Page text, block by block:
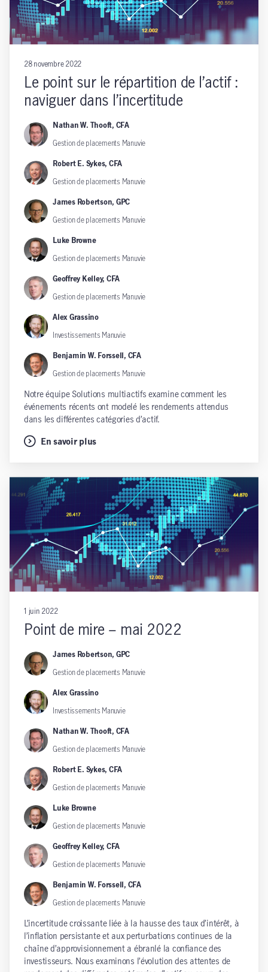
28 novembre 2022
Le point sur le répartition de l’actif :
naviguer dans l’incertitude
Nathan W. Thooft, CFA
Gestion de placements Manuvie
Robert E. Sykes, CFA
Gestion de placements Manuvie
James Robertson, GPC
Gestion de placements Manuvie
Luke Browne
Gestion de placements Manuvie
Geoffrey Kelley, CFA
Gestion de placements Manuvie
Alex Grassino
Investissements Manuvie
Benjamin W. Forssell, CFA
Gestion de placements Manuvie
Notre équipe Solutions multiactifs examine comment les
événements récents ont modelé les rendements attendus
dans les différentes catégories d’actif.
En savoir plus
1 juin 2022
Point de mire – mai 2022
James Robertson, GPC
Gestion de placements Manuvie
Alex Grassino
Investissements Manuvie
Nathan W. Thooft, CFA
Gestion de placements Manuvie
Robert E. Sykes, CFA
Gestion de placements Manuvie
Luke Browne
Gestion de placements Manuvie
Geoffrey Kelley, CFA
Gestion de placements Manuvie
Benjamin W. Forssell, CFA
Gestion de placements Manuvie
L’incertitude croissante liée à la hausse des taux d’intérêt, à
l’inflation persistante et aux perturbations continues de la
chaîne d’approvisionnement a ébranlé la confiance des
investisseurs. Nous examinons l’évolution des attentes de